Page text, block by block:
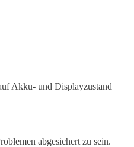
Akku- und Displayzustand
abgesichert zu sein.